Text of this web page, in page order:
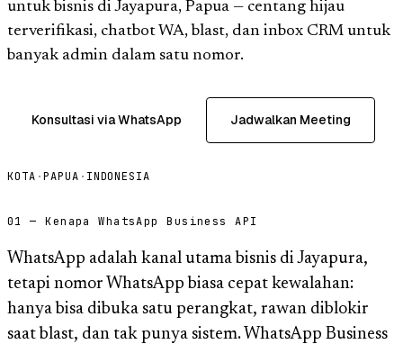
untuk bisnis di Jayapura, Papua — centang hijau
terverifikasi, chatbot WA, blast, dan inbox CRM untuk
banyak admin dalam satu nomor.
Konsultasi via WhatsApp Jadwalkan Meeting
KOTA ·PAPUA · INDONESIA
01 — Kenapa WhatsApp Business API
WhatsApp adalah kanal utama bisnis di Jayapura,
tetapi nomor WhatsApp biasa cepat kewalahan:
hanya bisa dibuka satu perangkat, rawan diblokir
saat blast, dan tak punya sistem. WhatsApp Business